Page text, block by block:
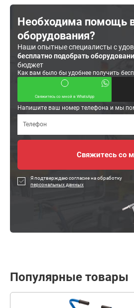
Необходима помощь
оборудования?
Наши опытные специалисты с
бесплатно подобрать
бюджет
Как вам было бы удобнее получить
Свяжитесь со мной в WhatsApp
Напишите ваш номер телефона и мы
Я подтверждаю согласие на обработку
персональных данных
Популярные товары